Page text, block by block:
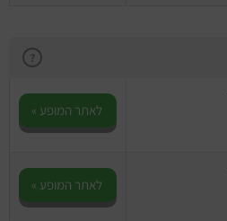
?
לאתר המופע »
לאתר המופע »